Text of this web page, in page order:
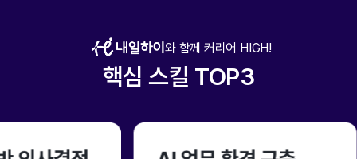
와 함께 커리어 HIGH!
핵심 스킬 TOP3